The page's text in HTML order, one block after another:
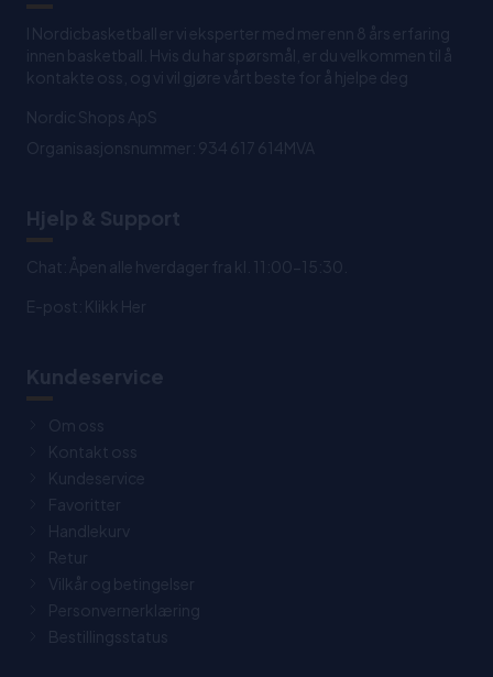
I Nordicbasketball er vi eksperter med mer enn 8 års erfaring
innen basketball. Hvis du har spørsmål, er du velkommen til å
kontakte oss, og vi vil gjøre vårt beste for å hjelpe deg
Nordic Shops ApS
Organisasjonsnummer: 934 617 614MVA
Hjelp & Support
Chat: Åpen alle hverdager fra kl. 11:00-15:30.
E-post: Klikk Her
Kundeservice
Om oss
Kontakt oss
Kundeservice
Favoritter
Handlekurv
Retur
Vilkår og betingelser
Personvernerklæring
Bestillingsstatus